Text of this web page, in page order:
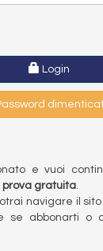
Login
e vuoi
prova gratuita.
navigare il
se abbonarti o